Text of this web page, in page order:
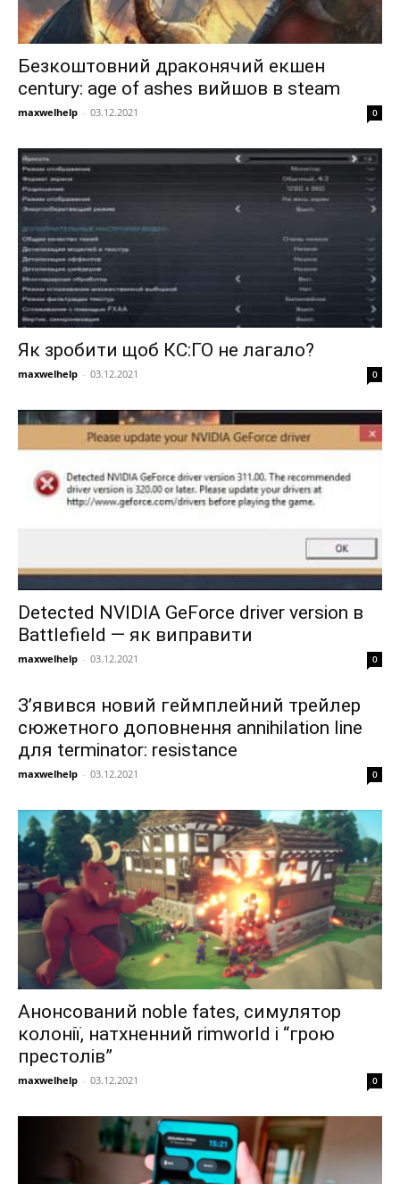
Безкоштовний драконячий екшен
century: age of ashes вийшов в steam
maxwelhelp - 03.12.2021 0
Як зробити щоб КС:ГО не лагало?
maxwelhelp - 03.12.2021 0
Detected NVIDIA GeForce driver version в
Battlefield — як виправити
maxwelhelp - 03.12.2021 0
З’явився новий геймплейний трейлер
сюжетного доповнення annihilation line
для terminator: resistance
maxwelhelp - 03.12.2021 0
Анонсований noble fates, симулятор
колонії, натхненний rimworld і “грою
престолів”
maxwelhelp - 03.12.2021 0